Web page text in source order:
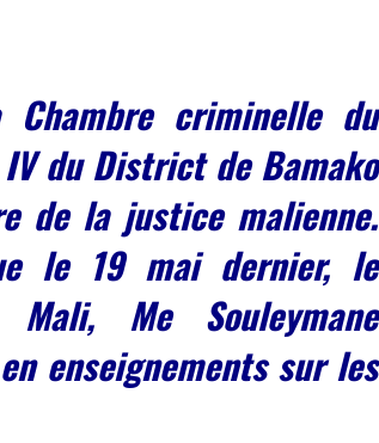
criminelle du
du District de Bamako
de la justice malienne.
le 19 mai dernier, le
Me Souleymane
enseignements sur les